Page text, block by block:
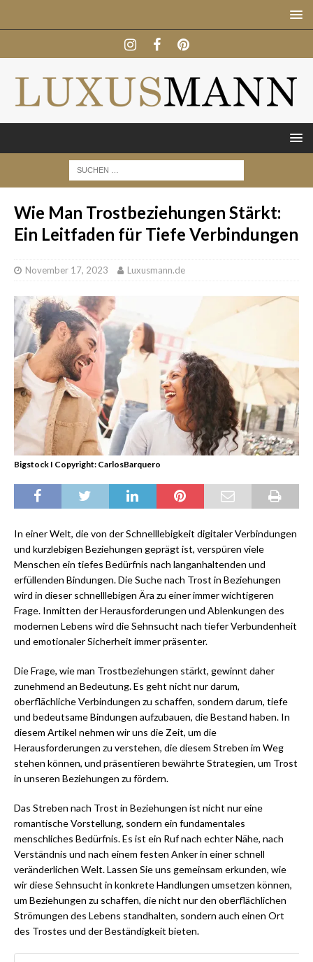
Wie Man Trostbeziehungen Stärkt:
Ein Leitfaden für Tiefe Verbindungen
November 17, 2023 Luxusmann.de
Bigstock I Copyright: CarlosBarquero
In einer Welt, die von der Schnelllebigkeit digitaler Verbindungen
und kurzlebigen Beziehungen geprägt ist, verspüren viele
Menschen ein tiefes Bedürfnis nach langanhaltenden und
erfüllenden Bindungen. Die Suche nach Trost in Beziehungen
wird in dieser schnelllebigen Ära zu einer immer wichtigeren
Frage. Inmitten der Herausforderungen und Ablenkungen des
modernen Lebens wird die Sehnsucht nach tiefer Verbundenheit
und emotionaler Sicherheit immer präsenter.
Die Frage, wie man Trostbeziehungen stärkt, gewinnt daher
zunehmend an Bedeutung. Es geht nicht nur darum,
oberflächliche Verbindungen zu schaffen, sondern darum, tiefe
und bedeutsame Bindungen aufzubauen, die Bestand haben. In
diesem Artikel nehmen wir uns die Zeit, um die
Herausforderungen zu verstehen, die diesem Streben im Weg
stehen können, und präsentieren bewährte Strategien, um Trost
in unseren Beziehungen zu fördern.
Das Streben nach Trost in Beziehungen ist nicht nur eine
romantische Vorstellung, sondern ein fundamentales
menschliches Bedürfnis. Es ist ein Ruf nach echter Nähe, nach
Verständnis und nach einem festen Anker in einer schnell
veränderlichen Welt. Lassen Sie uns gemeinsam erkunden, wie
wir diese Sehnsucht in konkrete Handlungen umsetzen können,
um Beziehungen zu schaffen, die nicht nur den oberflächlichen
Strömungen des Lebens standhalten, sondern auch einen Ort
des Trostes und der Beständigkeit bieten.